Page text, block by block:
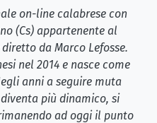
on-line calabrese con
(Cs) appartenente al
da Marco Lefosse.
nel 2014 e nasce come
anni a seguire muta
più dinamico, si
ad oggi il punto